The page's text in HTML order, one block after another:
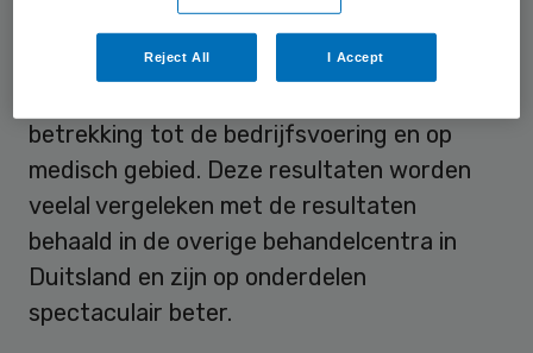
Resultaten
betrekking tot de bedrijfsvoering en op
medisch gebied. Deze resultaten worden
veelal vergeleken met de resultaten
behaald in de overige behandelcentra in
Duitsland en zijn op onderdelen
spectaculair beter.
Reject All I Accept